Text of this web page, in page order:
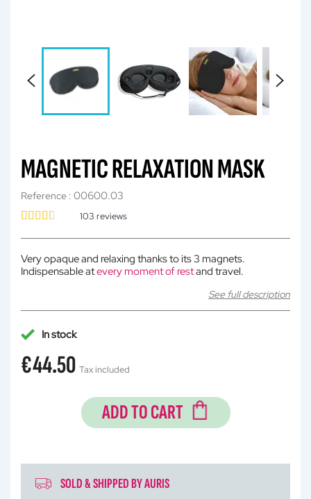
MAGNETIC RELAXATION MASK
Reference : 00600.03
103 reviews
Very opaque and relaxing thanks to its 3 magnets.
Indispensable atevery moment of restand travel.
See full description
In stock
€44.50 Tax included
ADD TO CART
SOLD & SHIPPED BY AURIS